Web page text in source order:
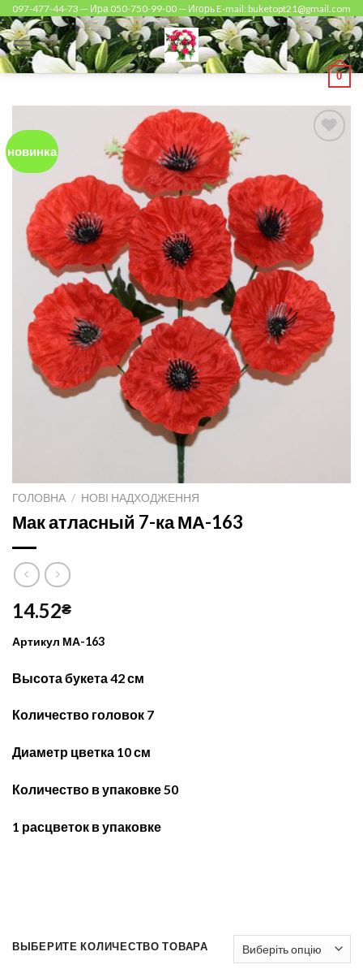
Skip
to
content
097-477-44-73 — Ира 050-750-99-00 — Игорь E-mail: buketopt21@gmail.com
0
новинка
Add to
Wishlist
ГОЛОВНА / НОВІ НАДХОДЖЕННЯ
Мак атласный 7-ка МА-163
14.52₴
Артикул МА-163
Высота букета 42 см
Количество головок 7
Диаметр цветка 10 см
Количество в упаковке 50
1 расцветок в упаковке
ВЫБЕРИТЕ КОЛИЧЕСТВО ТОВАРА